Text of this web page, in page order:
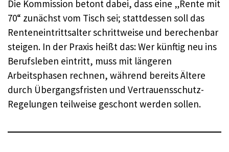
Die Kommission betont dabei, dass eine „Rente mit
70“ zunächst vom Tisch sei; stattdessen soll das
Renteneintrittsalter schrittweise und berechenbar
steigen. In der Praxis heißt das: Wer künftig neu ins
Berufsleben eintritt, muss mit längeren
Arbeitsphasen rechnen, während bereits Ältere
durch Übergangsfristen und Vertrauensschutz-
Regelungen teilweise geschont werden sollen.